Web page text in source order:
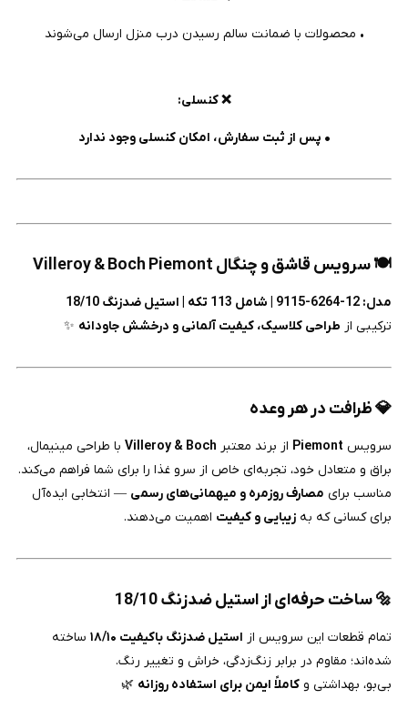
• محصولات با ضمانت سالم رسیدن درب منزل ارسال می‌شوند
❌ کنسلی:
• پس از ثبت سفارش، امکان کنسلی وجود ندارد
🍽️ سرویس قاشق و چنگال Villeroy & Boch Piemont
مدل: 12-6264-9115 | شامل 113 تکه | استیل ضدزنگ 18/10
ترکیبی از طراحی کلاسیک، کیفیت آلمانی و درخشش جاودانه ✨
💎 ظرافت در هر وعده
سرویس Piemont از برند معتبر Villeroy & Bochبا طراحی مینیمال،
براق و متعادل خود، تجربه‌ای خاص از سرو غذا را برای شما فراهم می‌کند.
مناسب برای مصارف روزمره و میهمانی‌های رسمی — انتخابی ایده‌آل
برای کسانی که به زیبایی و کیفیت اهمیت می‌دهند.
🔩 ساخت حرفه‌ای از استیل ضدزنگ 18/10
تمام قطعات این سرویس از استیل ضدزنگ باکیفیت ۱۸/۱۰
ساخته
شده‌اند؛ مقاوم در برابر زنگ‌زدگی، خراش و تغییر رنگ.
بی‌بو، بهداشتی و کاملاً ایمن برای استفاده روزانه 🌿